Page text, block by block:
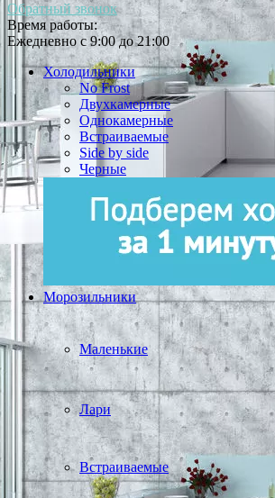
Обратный звонок
Время работы:
Ежедневно с 9:00 до 21:00
Холодильники
No Frost
Двухкамерные
Однокамерные
Встраиваемые
Side by side
Черные
Морозильники
Маленькие
Лари
Встраиваемые